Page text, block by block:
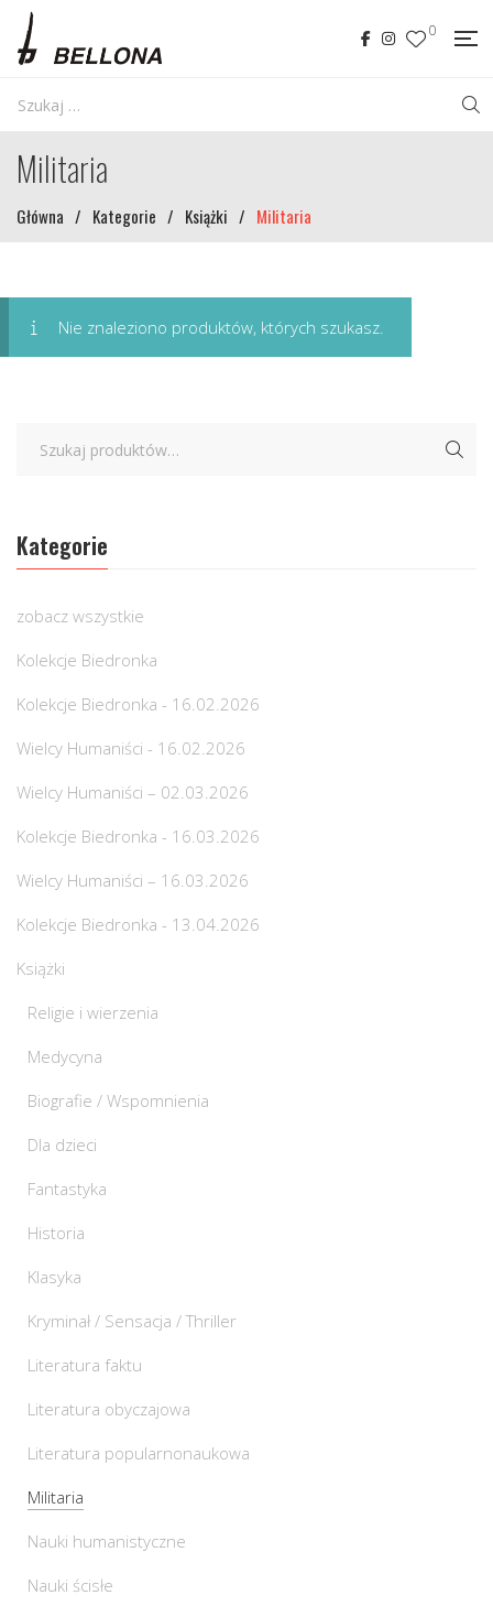
0
Militaria
Główna / Kategorie / Książki / Militaria
Nie znaleziono produktów, których szukasz.
Kategorie
zobacz wszystkie
Kolekcje Biedronka
Kolekcje Biedronka - 16.02.2026
Wielcy Humaniści - 16.02.2026
Wielcy Humaniści – 02.03.2026
Kolekcje Biedronka - 16.03.2026
Wielcy Humaniści – 16.03.2026
Kolekcje Biedronka - 13.04.2026
Książki
Religie i wierzenia
Medycyna
Biografie / Wspomnienia
Dla dzieci
Fantastyka
Historia
Klasyka
Kryminał / Sensacja / Thriller
Literatura faktu
Literatura obyczajowa
Literatura popularnonaukowa
Militaria
Nauki humanistyczne
Nauki ścisłe